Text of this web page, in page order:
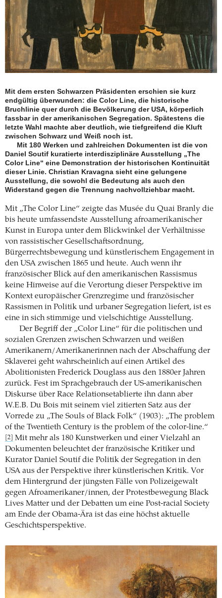
Mit dem ersten Schwarzen Präsidenten erschien sie kurz
endgültig überwunden: die Color Line, die historische
Bruchlinie quer durch die Bevölkerung der USA, körperlich
fassbar in der amerikanischen Segregation. Spätestens die
letzte Wahl machte aber deutlich, wie tiefgreifend die Kluft
zwischen Schwarz und Weiß noch ist.
Mit 180 Werken und zahlreichen Dokumenten ist die von
Daniel Soutif kuratierte interdisziplinäre Ausstellung „The
Color Line“ eine Demonstration der historischen Kontinuität
dieser Linie. Christian Kravagna sieht eine gelungene
Ausstellung, die sowohl die Bedeutung als auch den
Widerstand gegen die Trennung nachvollziehbar macht.
Mit „The Color Line“ zeigte das Musée du Quai Branly die
bis heute umfassendste Ausstellung afroamerikanischer
Kunst in Europa unter dem Blickwinkel der Verhältnisse
von rassistischer Gesellschaftsordnung,
Bürgerrechtsbewegung und künstlerischem Engagement in
den USA zwischen 1865 und heute. Auch wenn ihr
französischer Blick auf den amerikanischen Rassismus
keine Hinweise auf die Verortung dieser Perspektive im
Kontext europäischer Grenzregime und französischer
Rassismen in Politik und urbaner Segregation liefert, ist es
eine in sich stimmige und vielschichtige Ausstellung.
Der Begriff der „Color Line“ für die politischen und
sozialen Grenzen zwischen Schwarzen und weißen
Amerikanern/Amerikanerinnen nach der Abschaffung der
Sklaverei geht wahrscheinlich auf einen Artikel des
Abolitionisten Frederick Douglass aus den 1880er Jahren
zurück. Fest im Sprachgebrauch der US-amerikanischen
Diskurse über Race Relationsetablierte ihn dann aber
W.E.B. Du Bois mit seinem viel zitierten Satz aus der
Vorrede zu „The Souls of Black Folk“ (1903): „The problem
of the Twentieth Century is the problem of the color-line.“
[2]
Mit mehr als 180 Kunstwerken und einer Vielzahl an
Dokumenten beleuchtet der französische Kritiker und
Kurator Daniel Soutif die Politik der Segregation in den
USA aus der Perspektive ihrer künstlerischen Kritik. Vor
dem Hintergrund der jüngsten Fälle von Polizeigewalt
gegen Afroamerikaner/innen, der Protestbewegung Black
Lives Matter und der Debatten um eine Post-racial Society
am Ende der Obama-Ära ist das eine höchst aktuelle
Geschichtsperspektive.